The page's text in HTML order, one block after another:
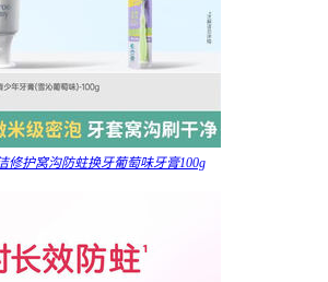
修护窝沟防蛀换牙葡萄味牙膏100g